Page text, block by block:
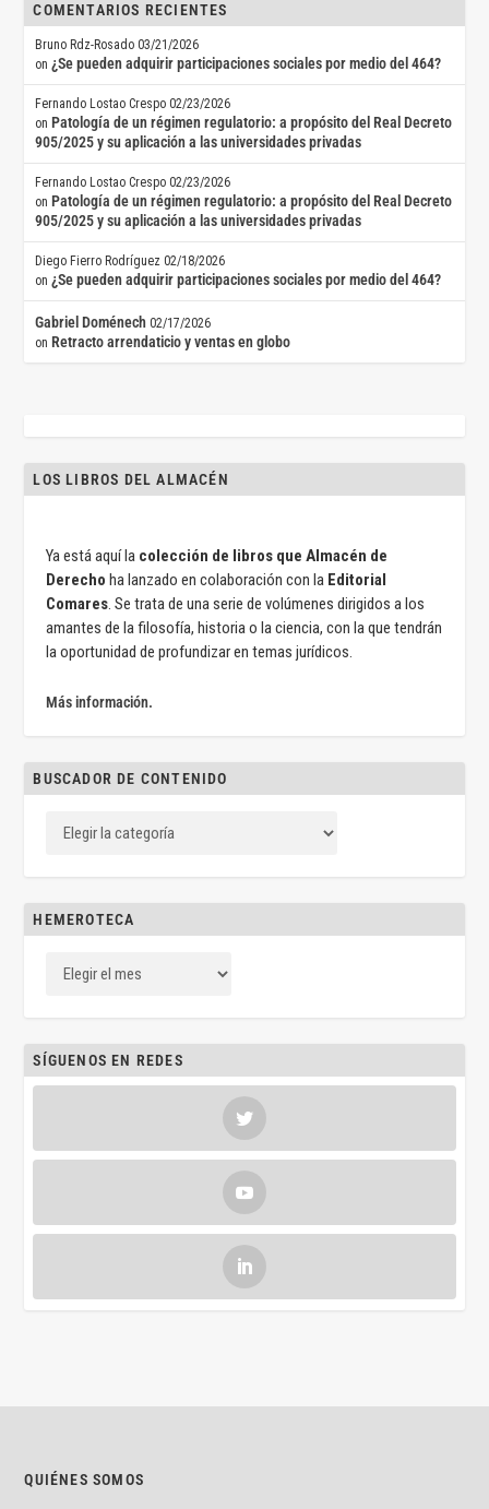
COMENTARIOS RECIENTES
Bruno Rdz-Rosado 03/21/2026
on¿Se pueden adquirir participaciones sociales por medio del 464?
Fernando Lostao Crespo 02/23/2026
on Patología de un régimen regulatorio: a propósito del Real Decreto
905/2025 y su aplicación a las universidades privadas
Fernando Lostao Crespo 02/23/2026
on Patología de un régimen regulatorio: a propósito del Real Decreto
905/2025 y su aplicación a las universidades privadas
Diego Fierro Rodríguez 02/18/2026
on¿Se pueden adquirir participaciones sociales por medio del 464?
Gabriel Doménech 02/17/2026
on Retracto arrendaticio y ventas en globo
LOS LIBROS DEL ALMACÉN
Ya está aquí la colección de libros que Almacén de
Derecho ha lanzado en colaboración con la Editorial
Comares. Se trata de una serie de volúmenes dirigidos a los
amantes de la filosofía, historia o la ciencia, con la que tendrán
la oportunidad de profundizar en temas jurídicos.
Más información.
BUSCADOR DE CONTENIDO
HEMEROTECA
SÍGUENOS EN REDES
QUIÉNES SOMOS